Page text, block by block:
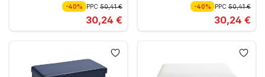
-40% PPC 50,41 €
30,24 €
-40% PPC50,41 €
30,24 €